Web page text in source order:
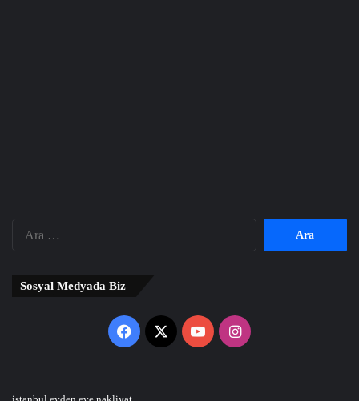
Sosyal Medyada Biz
Facebook
X YouTubeInstagram